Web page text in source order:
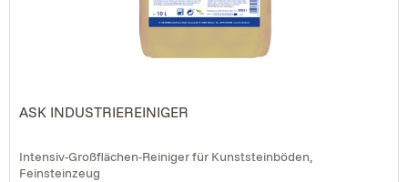
ASK INDUSTRIEREINIGER
Intensiv-Großflächen-Reiniger für Kunststeinböden,
Feinsteinzeug